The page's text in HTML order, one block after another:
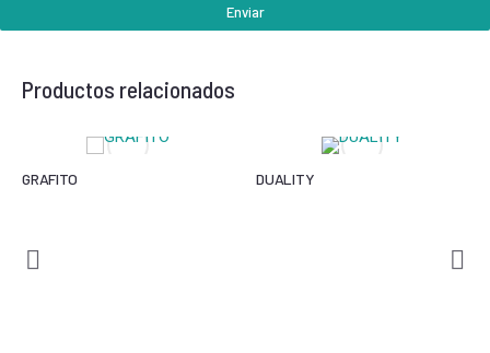
Enviar
Productos relacionados
GRAFITO DUALITY